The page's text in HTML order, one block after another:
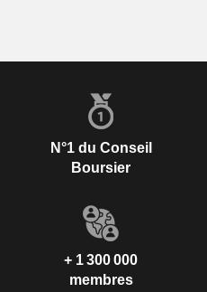
N°1 du Conseil
Boursier
+ 1 300 000
membres